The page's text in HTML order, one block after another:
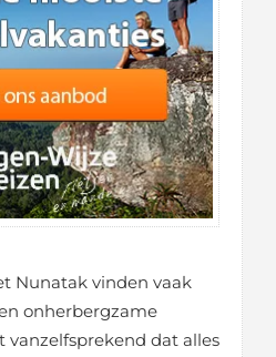
Nunatak vinden vaak
onherbergzame
vanzelfsprekend dat alles